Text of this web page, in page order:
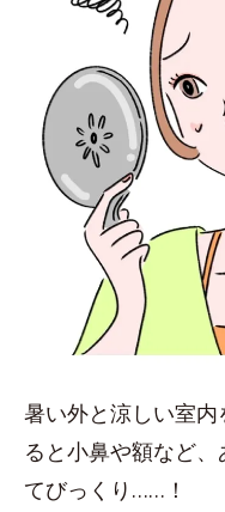
暑い外と涼しい室
ると小鼻や額など
てびっくり……！